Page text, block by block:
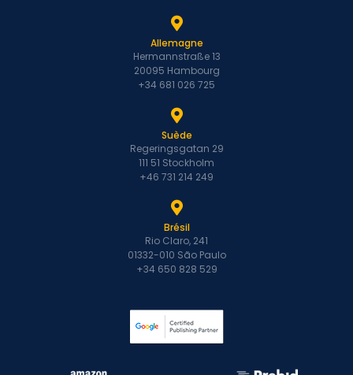
Allemagne
Hermannstraße 13
20095 Hambourg
+34 681 026 725
Suède
Regeringsgatan 29
111 51 Stockholm
+46 731 214 249
Brésil
Rio Claro, 241
01332-010 São Paulo
+34 650 828 529